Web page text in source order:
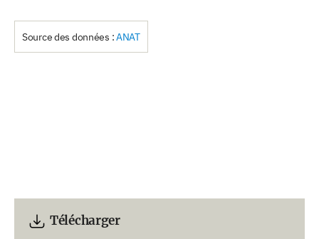
Source des données :ANAT
Télécharger